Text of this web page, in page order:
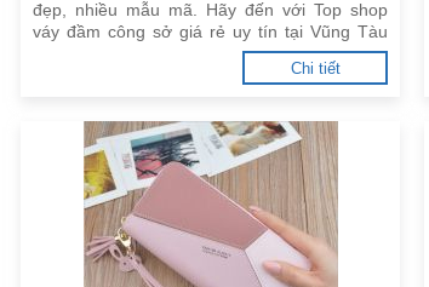
đẹp, nhiều mẫu mã. Hãy đến với Top shop
váy đầm công sở giá rẻ uy tín tại Vũng Tàu
Chi tiết